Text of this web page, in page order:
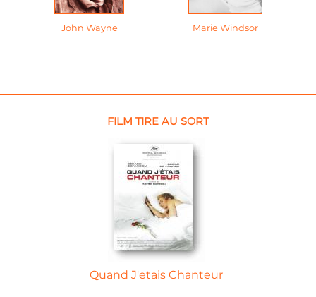
John Wayne Marie Windsor
FILM TIRE AU SORT
Quand J'etais Chanteur